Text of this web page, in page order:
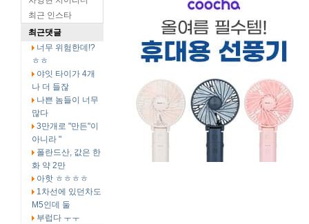
최근 인스타
최근댓글
너무 위험한데!?
ㅎㅎ
야잇 타이가 4개
나 더 들잖
나쁜 놈들이 너무
많다
3만개로 "만든"이
아니라 "
폴란드산, 값은 한
화 약 2만
아핫 ㅎㅎㅎㅎ
1차선에 있던차도
M5인데 둘
부럽다 ㅜㅜ